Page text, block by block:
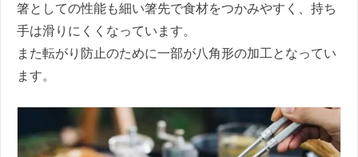
箸としての性能も細い箸先で食材をつかみやすく、持ち
手は滑りにくくなっています。
また転がり防止のために一部が八角形の加工となってい
ます。